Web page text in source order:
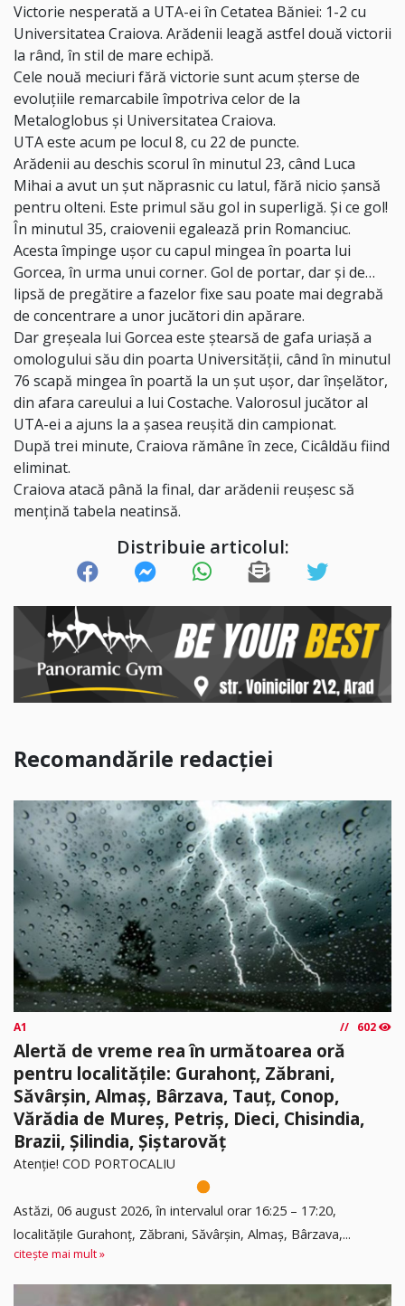
Victorie nesperată a UTA-ei în Cetatea Băniei: 1-2 cu
Universitatea Craiova. Arădenii leagă astfel două victorii
la rând, în stil de mare echipă.
Cele nouă meciuri fără victorie sunt acum șterse de
evoluțiile remarcabile împotriva celor de la
Metaloglobus și Universitatea Craiova.
UTA este acum pe locul 8, cu 22 de puncte.
Arădenii au deschis scorul în minutul 23, când Luca
Mihai a avut un șut năprasnic cu latul, fără nicio șansă
pentru olteni. Este primul său gol in superligă. Și ce gol!
În minutul 35, craiovenii egalează prin Romanciuc.
Acesta împinge ușor cu capul mingea în poarta lui
Gorcea, în urma unui corner. Gol de portar, dar și de…
lipsă de pregătire a fazelor fixe sau poate mai degrabă
de concentrare a unor jucători din apărare.
Dar greșeala lui Gorcea este ștearsă de gafa uriașă a
omologului său din poarta Universității, când în minutul
76 scapă mingea în poartă la un șut ușor, dar înșelător,
din afara careului a lui Costache. Valorosul jucător al
UTA-ei a ajuns la a șasea reușită din campionat.
După trei minute, Craiova rămâne în zece, Cicâldău fiind
eliminat.
Craiova atacă până la final, dar arădenii reușesc să
mențină tabela neatinsă.
Distribuie articolul:
Recomandările redacției
A1 602
Alertă de vreme rea în următoarea oră
pentru localitățile: Gurahonț, Zăbrani,
Săvârșin, Almaș, Bârzava, Tauț, Conop,
Vărădia de Mureș, Petriș, Dieci, Chisindia,
Brazii, Șilindia, Șiștarovăț
Atenție! COD PORTOCALIU
Astăzi, 06 august 2026, în intervalul orar 16:25 – 17:20,
localitățile Gurahonț, Zăbrani, Săvârșin, Almaș, Bârzava,...
citește mai mult »